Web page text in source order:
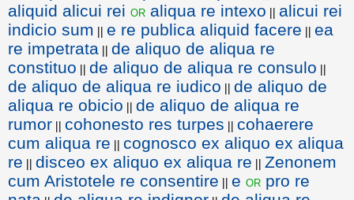
aliquid alicui rei or aliqua re intexo || alicui rei
indicio sum || e re publica aliquid facere || ea
re impetrata || de aliquo de aliqua re
constituo || de aliquo de aliqua re consulo ||
de aliquo de aliqua re iudico || de aliquo de
aliqua re obicio || de aliquo de aliqua re
rumor || cohonesto res turpes || cohaerere
cum aliqua re || cognosco ex aliquo ex aliqua
re || disceo ex aliquo ex aliqua re || Zenonem
cum Aristotele re consentire || e or pro re